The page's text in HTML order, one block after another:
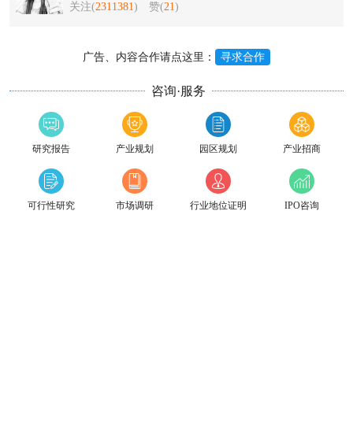
关注(2311381) 赞(21)
广告、内容合作请点这里： 寻求合作
咨询·服务
研究报告 产业规划 园区规划 产业招商
可行性研究 市场调研 行业地位证明 IPO咨询